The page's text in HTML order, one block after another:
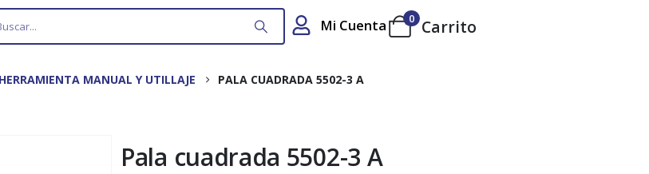
Mi Cuenta 0 Carrito
HERRAMIENTA MANUAL Y UTILLAJE PALA CUADRADA 5502-3 A
Pala cuadrada 5502-3 A